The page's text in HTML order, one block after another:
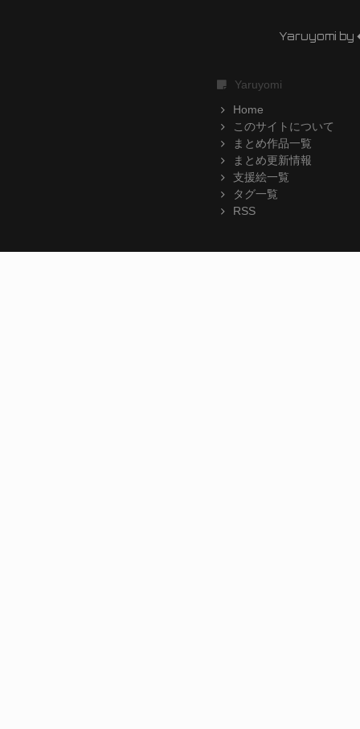
Yaruyomi by
Yaruyomi
Home
このサイトについて
まとめ作品一覧
まとめ更新情報
支援絵一覧
タグ一覧
RSS